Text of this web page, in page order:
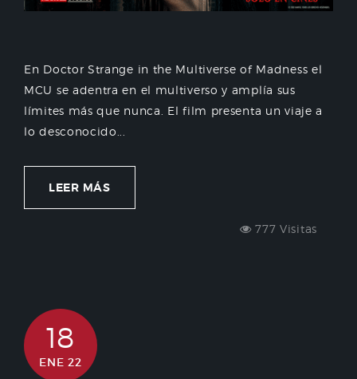
En Doctor Strange in the Multiverse of Madness el
MCU se adentra en el multiverso y amplía sus
límites más que nunca. El film presenta un viaje a
lo desconocido...
LEER MÁS
777 Visitas
18
ENE 22